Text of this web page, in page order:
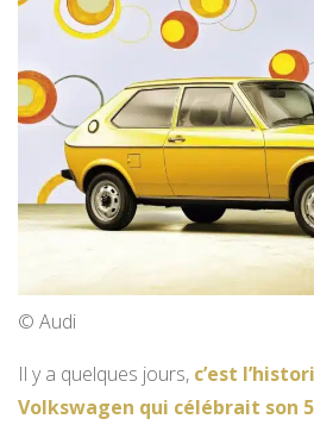
© Audi
Il y a quelques jours, c’est
Volkswagen qui célébrait son